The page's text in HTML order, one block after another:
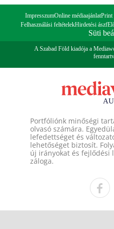
ImpresszumOnline médiaajánlatPrint
Felhasználási feltételekHirdetési ászf
Süti
A Szabad Föld kiadója a
Portfóliónk minőségi
olvasó számára.
lefedettséget és
lehetőséget biztosít.
új irányokat és fejlődési
záloga.